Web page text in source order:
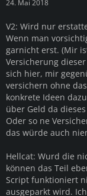
24. Mai 2018
V2: Wird nur
Wenn man
garnicht erst. (Mir
Versicherung
sich hier, mir
versichern ohne
konkrete Ideen
über Geld da
Oder so ne
das würde auch
Hellcat: Wurd die
können das Teil
Script funktioniert
ausgeparkt wird.